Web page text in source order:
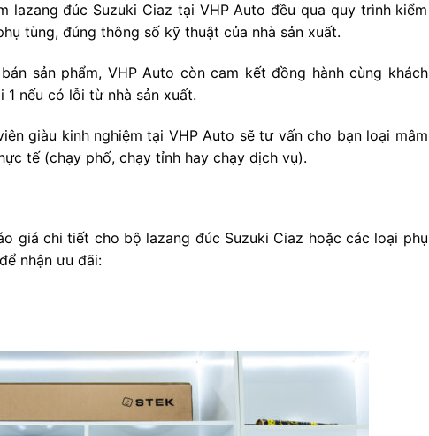
lazang đúc Suzuki Ciaz tại VHP Auto đều qua quy trình kiểm
tùng, đúng thông số kỹ thuật của nhà sản xuất.
sản phẩm, VHP Auto còn cam kết đồng hành cùng khách
1 nếu có lỗi từ nhà sản xuất.
giàu kinh nghiệm tại VHP Auto sẽ tư vấn cho bạn loại mâm
tế (chạy phố, chạy tỉnh hay chạy dịch vụ).
giá chi tiết cho bộ lazang đúc Suzuki Ciaz hoặc các loại phụ
nhận ưu đãi: